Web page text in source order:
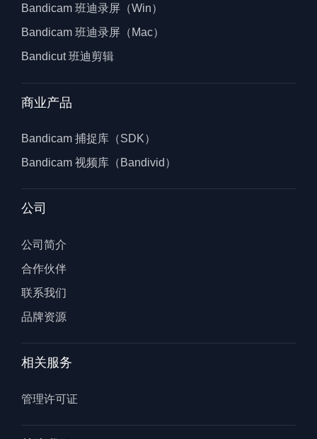
Bandicam 班迪录屏（Win）
Bandicam 班迪录屏（Mac）
Bandicut 班迪剪辑
商业产品
Bandicam 捕捉库（SDK）
Bandicam 视频库（Bandivid）
公司
公司简介
合作伙伴
联系我们
品牌资源
相关服务
管理许可证